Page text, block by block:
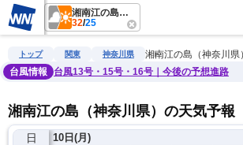
湘南江の島（神奈川県）
32/25
雨雲レーダー 台風情報 地震情報 警報・注
トップ 関東 神奈川県
湘南江の島（神奈川県）
台風情報
台風13号・15号・16号｜今後の予想進路
湘南江の島（神奈川県）の天気予報
日
10日(月)